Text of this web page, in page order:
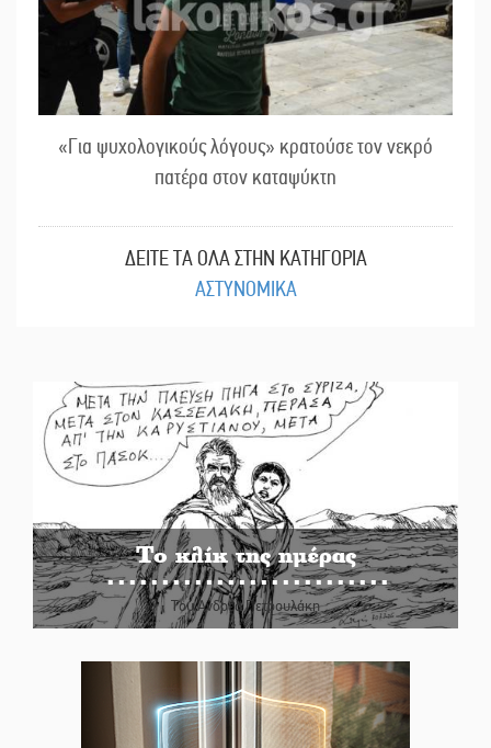
«Για ψυχολογικούς λόγους» κρατούσε τον νεκρό
πατέρα στον καταψύκτη
ΔΕΙΤΕ ΤΑ ΟΛΑ ΣΤΗΝ ΚΑΤΗΓΟΡΙΑ
ΑΣΤΥΝΟΜΙΚΑ
Το κλίκ της ημέρας
Του Ανδρέα Πετρουλάκη